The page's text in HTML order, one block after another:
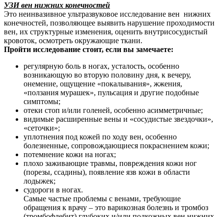
УЗИ вен нижних конечностей
Это неинвазивное ультразвуковое исследование вен нижних
конечностей, позволяющее выявить нарушение проходимости
вен, их структурные изменения, оценить внутрисосудистый
кровоток, осмотреть окружающие ткани.
Пройти исследование стоит, если вы замечаете:
регулярную боль в ногах, усталость, особенно
возникающую во вторую половину дня, к вечеру,
онемение, ощущение «покалывания», жжения,
«ползания мурашек», пульсация и другие подобные
симптомы;
отеки стоп и/или голеней, особенно асимметричные;
видимые расширенные вены и «сосудистые звездочки»,
«сеточки»;
уплотнения под кожей по ходу вен, особенно
болезненные, сопровождающиеся покраснением кожи;
потемнение кожи на ногах;
плохо заживающие травмы, повреждения кожи ног
(порезы, ссадины), появление язв кожи в области
лодыжек;
судороги в ногах.
Самые частые проблемы с венами, требующие
обращения к врачу – это варикозная болезнь и тромбоз